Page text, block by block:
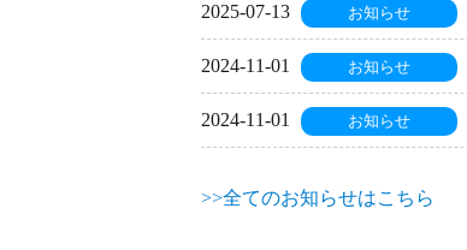
2025-07-13 お知らせ
2024-11-01 お知らせ
2024-11-01 お知らせ
>>全てのお知らせはこちら